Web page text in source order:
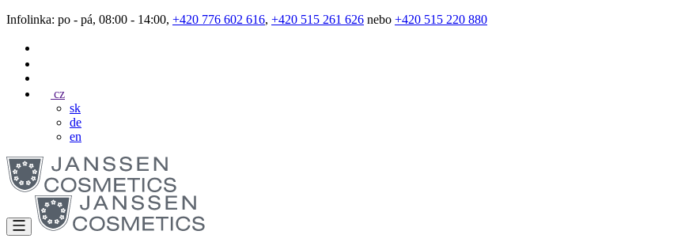
Infolinka: po - pá, 08:00 - 14:00, +420 776 602 616, +420 515 261 626 nebo +420 515 220 880
cz
sk
de
en